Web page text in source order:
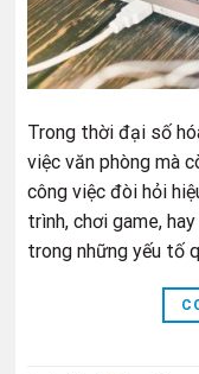
Trong thời đại số
việc văn phòng mà
công việc đòi hỏi
trình, chơi game,
trong những yếu tố